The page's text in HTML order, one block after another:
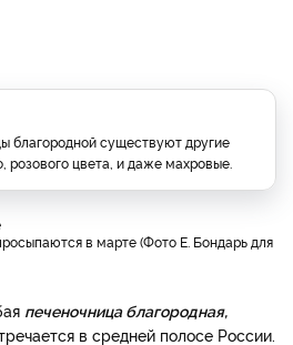
благородной существуют другие
розового цвета, и даже махровые.
печеночница благородная,
в средней полосе России.